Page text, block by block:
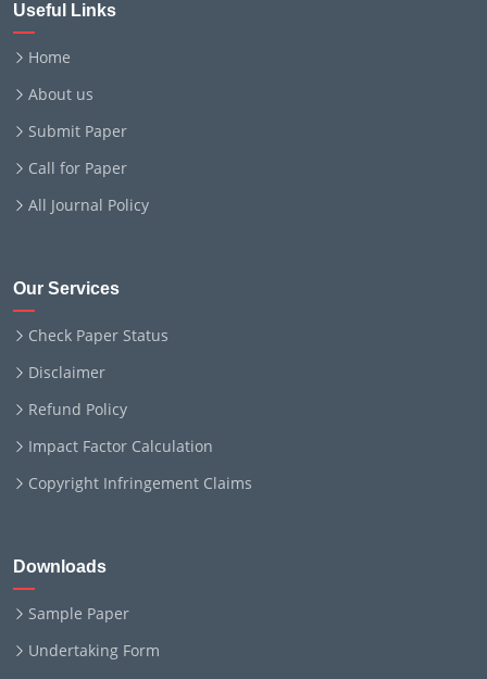
Useful Links
Home
About us
Submit Paper
Call for Paper
All Journal Policy
Our Services
Check Paper Status
Disclaimer
Refund Policy
Impact Factor Calculation
Copyright Infringement Claims
Downloads
Sample Paper
Undertaking Form